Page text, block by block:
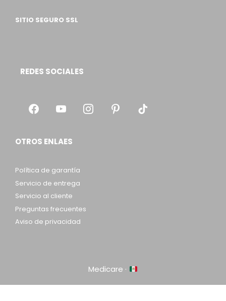
SITIO SEGURO SSL
REDES SOCIALES
OTROS ENLAES
Política de garantía
Servicio de entrega
Servicio al cliente
Preguntas frecuentes
Aviso de privacidad
Medicare ·